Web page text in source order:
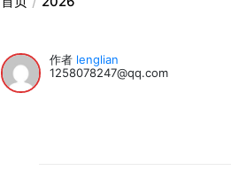
作者 lenglian
1258078247@qq.com